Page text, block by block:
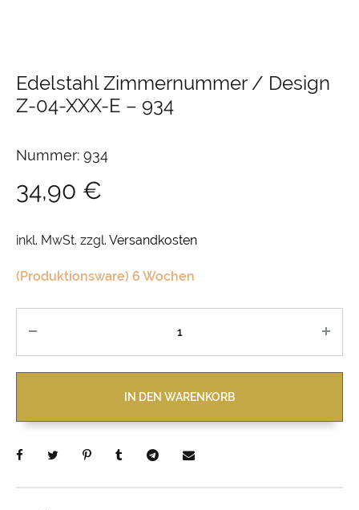
Edelstahl Zimmernummer / Design
Z-04-XXX-E – 934
Nummer: 934
34,90 €
inkl. MwSt. zzgl. Versandkosten
(Produktionsware) 6 Wochen
IN DEN WARENKORB